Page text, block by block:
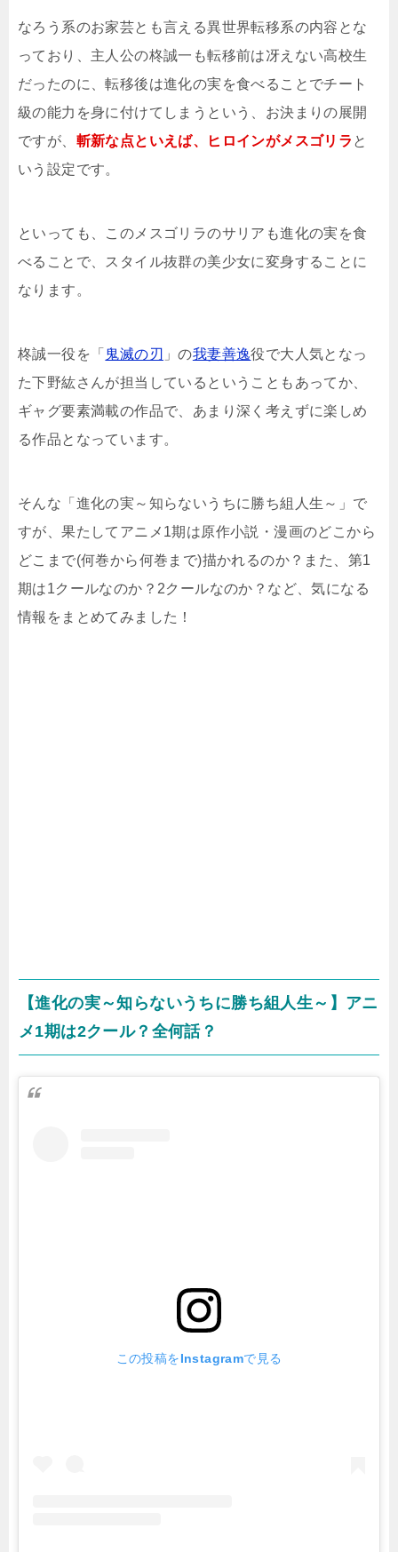
なろう系のお家芸とも言える異世界転移系の内容とな
っており、主人公の柊誠一も転移前は冴えない高校生
だったのに、転移後は進化の実を食べることでチート
級の能力を身に付けてしまうという、お決まりの展開
ですが、 斬新な点といえば、ヒロインがメスゴリラ と
いう設定です。
といっても、このメスゴリラのサリアも進化の実を食
べることで、スタイル抜群の美少女に変身することに
なります。
柊誠一役を「 鬼滅の刃 」の我妻善逸役で大人気となっ
た下野紘さんが担当しているということもあってか、
ギャグ要素満載の作品で、あまり深く考えずに楽しめ
る作品となっています。
そんな「進化の実～知らないうちに勝ち組人生～」で
すが、果たしてアニメ1期は原作小説・漫画のどこから
どこまで(何巻から何巻まで)描かれるのか？また、第1
期は1クールなのか？2クールなのか？など、気になる
情報をまとめてみました！
【進化の実～知らないうちに勝ち組人生～】アニ
メ1期は2クール？全何話？
この投稿をInstagramで見る